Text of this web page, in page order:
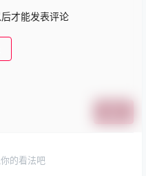
才能发表评论
的看法吧